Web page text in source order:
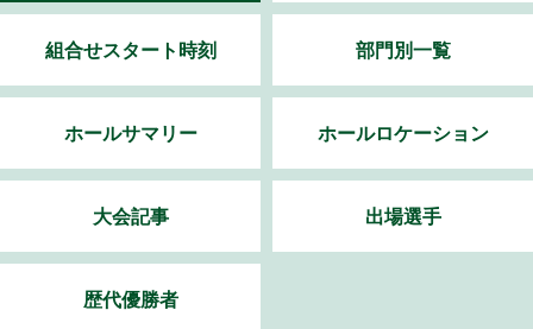
組合せスタート時刻 部門別一覧
ホールサマリー ホールロケーション
大会記事 出場選手
歴代優勝者